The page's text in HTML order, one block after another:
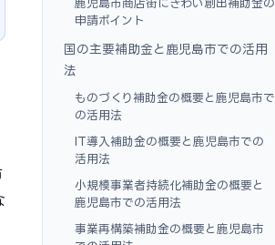
鹿児島市商店街にぎわい創出補助金の
申請ポイント
国の主要補助金と鹿児島市での活用
法
ものづくり補助金の概要と鹿児島市で
の活用法
IT導入補助金の概要と鹿児島市での
活用法
小規模事業者持続化補助金の概要と
鹿児島市での活用法
事業再構築補助金の概要と鹿児島市